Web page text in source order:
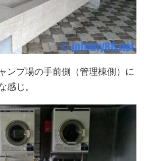
ンプ場の手前側（管理棟側）に
感じ。